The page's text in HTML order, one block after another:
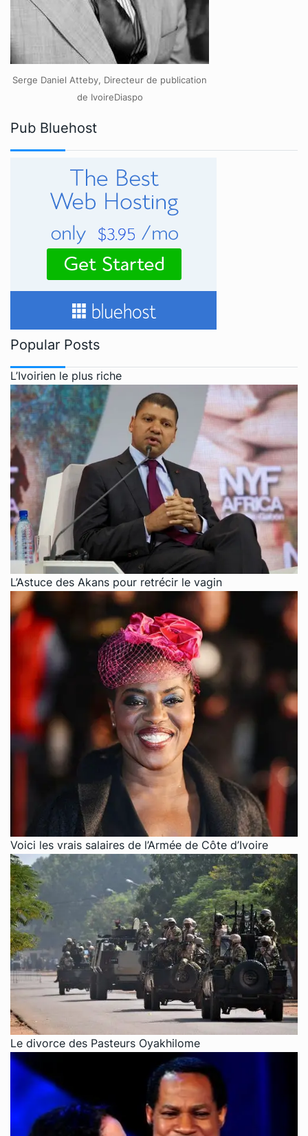
Serge Daniel Atteby, Directeur de publication
de IvoireDiaspo
Pub Bluehost
Popular Posts
L’Ivoirien le plus riche
L’Astuce des Akans pour retrécir le vagin
Voici les vrais salaires de l’Armée de Côte d’Ivoire
Le divorce des Pasteurs Oyakhilome